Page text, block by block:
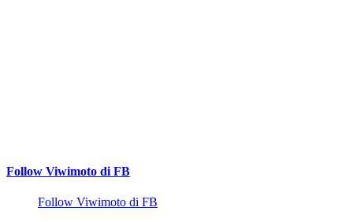
Follow Viwimoto di FB
Follow Viwimoto di FB